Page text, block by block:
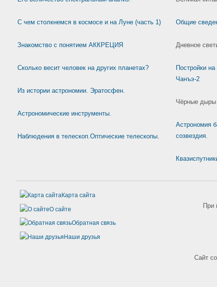
С чем столкнемся в космосе и на Луне (часть 1)
Знакомство с понятием АККРЕЦИЯ
Сколько весит человек на других планетах?
Из истории астрономии. Эратосфен.
Астрономические инструменты.
Наблюдения в телескоп.Оптические телескопы.
Общие
Дневное
Постройки
Чанъэ-2
Чёрные дыры
Астрономия
созвездия.
Карта сайта
О сайте
Обратная связь
Наши друзья
При
Сайт